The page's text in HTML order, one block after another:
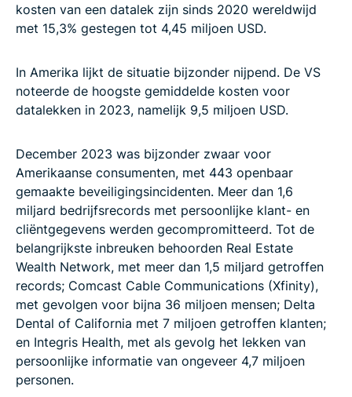
kosten van een datalek zijn sinds 2020 wereldwijd
met 15,3% gestegen tot 4,45 miljoen USD.
In Amerika lijkt de situatie bijzonder nijpend. De VS
noteerde de hoogste gemiddelde kosten voor
datalekken in 2023, namelijk 9,5 miljoen USD.
December 2023 was bijzonder zwaar voor
Amerikaanse consumenten, met 443 openbaar
gemaakte beveiligingsincidenten. Meer dan 1,6
miljard bedrijfsrecords met persoonlijke klant- en
cliëntgegevens werden gecompromitteerd. Tot de
belangrijkste inbreuken behoorden Real Estate
Wealth Network, met meer dan 1,5 miljard getroffen
records; Comcast Cable Communications (Xfinity),
met gevolgen voor bijna 36 miljoen mensen; Delta
Dental of California met 7 miljoen getroffen klanten;
en Integris Health, met als gevolg het lekken van
persoonlijke informatie van ongeveer 4,7 miljoen
personen.